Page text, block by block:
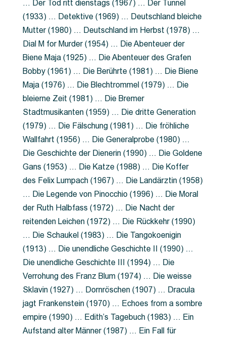
… Der Tod ritt dienstags (1967) … Der Tunnel
(1933) … Detektive (1969) … Deutschland bleiche
Mutter (1980) … Deutschland im Herbst (1978) …
Dial M for Murder (1954) … Die Abenteuer der
Biene Maja (1925) … Die Abenteuer des Grafen
Bobby (1961) … Die Berührte (1981) … Die Biene
Maja (1976) … Die Blechtrommel (1979) … Die
bleierne Zeit (1981) … Die Bremer
Stadtmusikanten (1959) … Die dritte Generation
(1979) … Die Fälschung (1981) … Die fröhliche
Wallfahrt (1956) … Die Generalprobe (1980) …
Die Geschichte der Dienerin (1990) … Die Goldene
Gans (1953) … Die Katze (1988) … Die Koffer
des Felix Lumpach (1967) … Die Landärztin (1958)
… Die Legende von Pinocchio (1996) … Die Moral
der Ruth Halbfass (1972) … Die Nacht der
reitenden Leichen (1972) … Die Rückkehr (1990)
… Die Schaukel (1983) … Die Tangokoenigin
(1913) … Die unendliche Geschichte II (1990) …
Die unendliche Geschichte III (1994) … Die
Verrohung des Franz Blum (1974) … Die weisse
Sklavin (1927) … Dornröschen (1907) … Dracula
jagt Frankenstein (1970) … Echoes from a sombre
empire (1990) … Edith’s Tagebuch (1983) … Ein
Aufstand alter Männer (1987) … Ein Fall für